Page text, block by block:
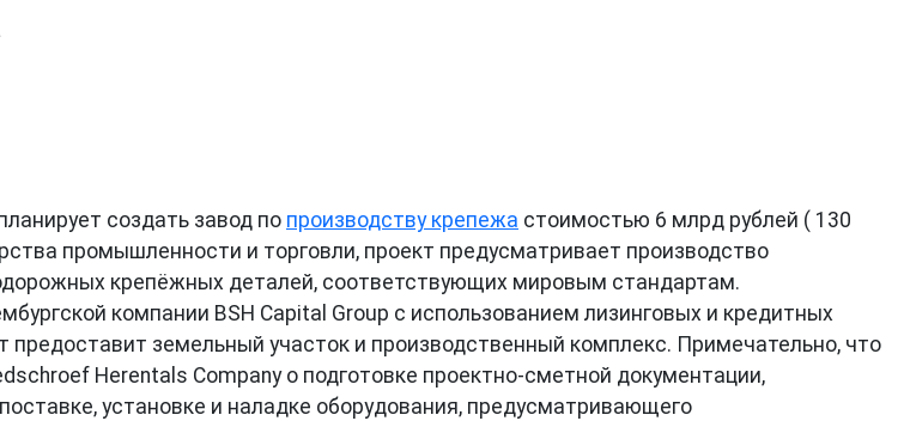
создать завод по производству крепежа стоимостью 6 млрд рублей ( 130
промышленности и торговли, проект предусматривает производство
крепёжных деталей, соответствующих мировым стандартам.
компании BSH Capital Group с использованием лизинговых и кредитных
земельный участок и производственный комплекс. Примечательно, что
Herentals Company о подготовке проектно-сметной документации,
установке и наладке оборудования, предусматривающего